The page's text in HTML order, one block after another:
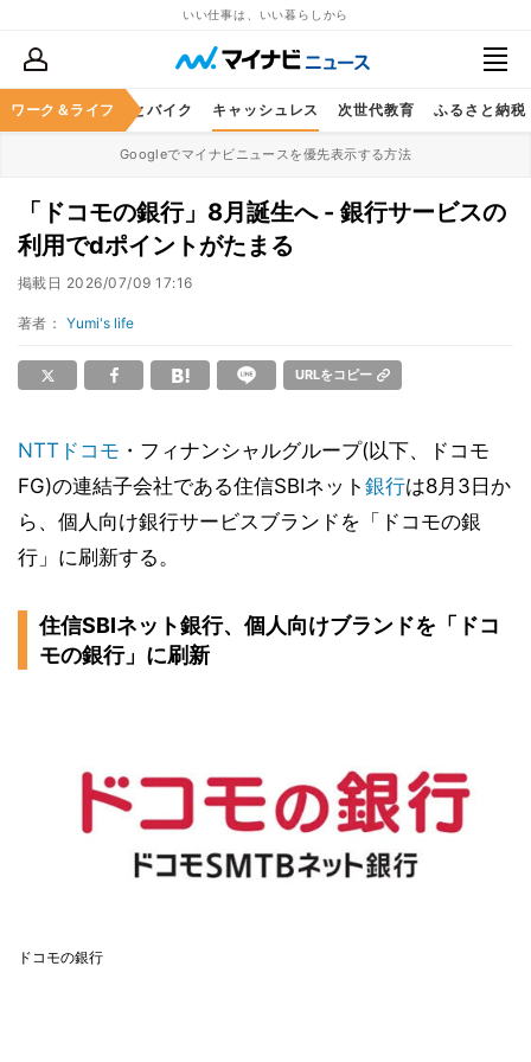
いい仕事は、いい暮らしから
ワーク＆ライフ
レジャー 車とバイク キャッシュレス 次世代教育 ふるさと納税
Googleでマイナビニュースを優先表示する方法
「ドコモの銀行」8月誕生へ - 銀行サービスの
利用でdポイントがたまる
掲載日 2026/07/09 17:16
著者： Yumi's life
URLをコピー
NTTドコモ ・フィナンシャルグループ(以下、ドコモ
FG)の連結子会社である住信SBIネット 銀行は8月3日か
ら、個人向け銀行サービスブランドを「ドコモの銀
行」に刷新する。
住信SBIネット銀行、個人向けブランドを「ドコ
モの銀行」に刷新
ドコモの銀行